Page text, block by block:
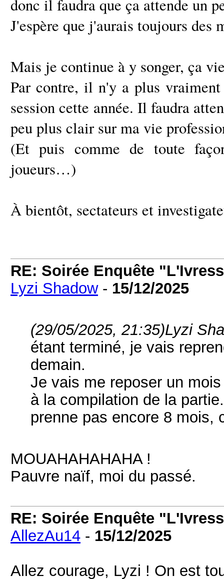
donc il faudra que ça attende un
J'espère que j'aurais toujours des
Mais je continue à y songer, ça
Par contre, il n'y a plus vraiment
session cette année. Il faudra
peu plus clair sur ma vie
(Et puis comme de toute
joueurs…)
À bientôt, sectateurs et
RE: Soirée Enquête
Lyzi Shadow- 15/12/2025
(29/05/2025, 21:35)Lyzi
étant terminé, je vais
demain.
Je vais me reposer un
à la compilation de la
prenne pas encore 8 mois,
MOUAHAHAHAHA !
Pauvre naïf, moi du passé.
RE: Soirée Enquête
AllezAu14 - 15/12/2025
Allez courage, Lyzi ! On est